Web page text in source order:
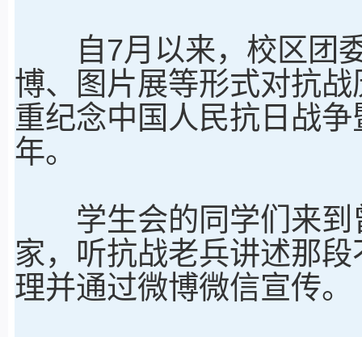
自7月以来，校区团委
博、图片展等形式对抗
重纪念中国人民抗日战
年。
学生会的同学们来到
家，听抗战老兵讲述那
理并通过微博微信宣传。